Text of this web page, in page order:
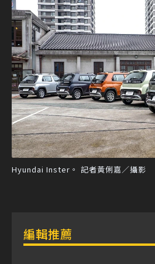
Hyundai Inster。 記者黃俐嘉／攝影
編輯推薦